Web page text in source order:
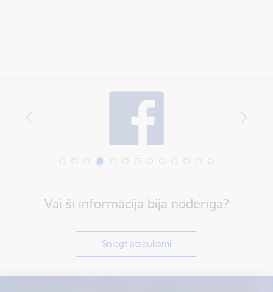
Vai šī informācija bija noderīga?
Sniegt atsauksmi